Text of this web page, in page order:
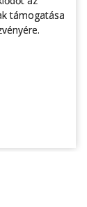
támogatása